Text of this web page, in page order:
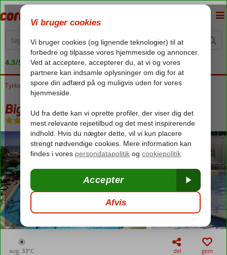
4,3/5 på Trustpilot
Forside
Tyrkiet Tyrkiets sydkyst Alanya Oba Big Blue Sky Hotel
Big Blue Sky Hotel
All Inclusive-Hotel
aug. 33°C del gem